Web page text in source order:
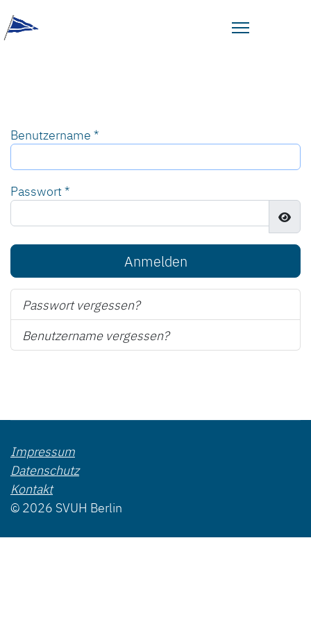
Benutzername *
Passwort*
Anmelden
Passwort vergessen?
Benutzername vergessen?
Impressum
Datenschutz
Kontakt
© 2026 SVUH Berlin